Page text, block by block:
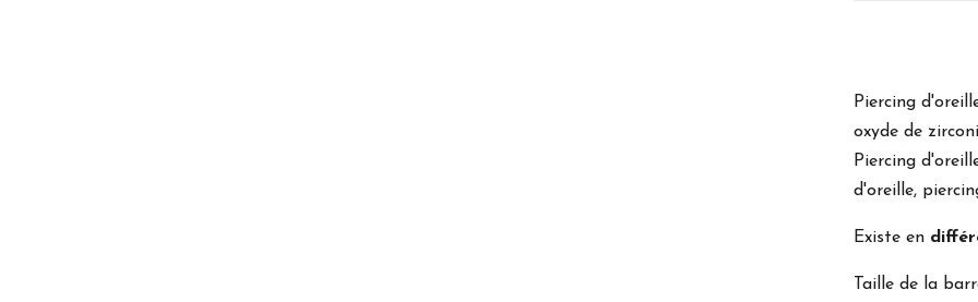
Piercing
oxyde de
Piercing
d'oreille,
Existe en
Taille de la